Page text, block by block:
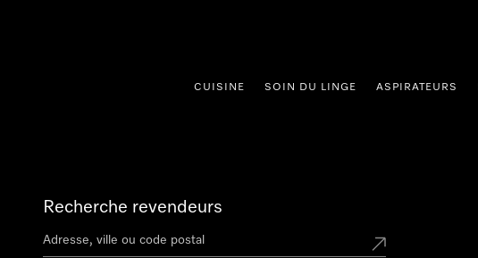
CUISINE SOIN DU LINGE ASPIRATEURS
Recherche revendeurs